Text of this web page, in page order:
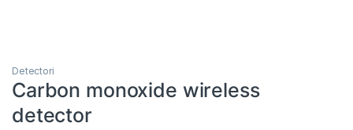
Detectori
Carbon monoxide wireless
detector